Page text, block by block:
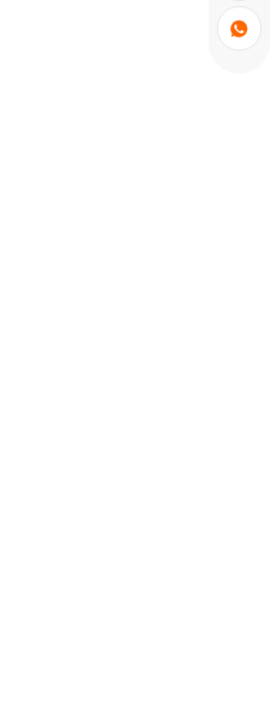
